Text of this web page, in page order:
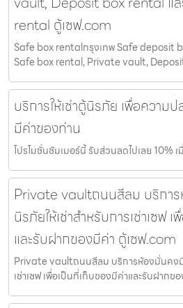
rental ตู้เซฟ.com
Safe box rentalกรุงเทพ Safe deposit
Safe box rental, Private vault,
บริการให้เช่าตู้นิรภัย เพื่อควา
มีค่าของท่าน
โปรโมชั่นชัมเมอร์นี้ รับส่วนลดไปเลย 10%
Private vaultถนนสีลม บริกา
นิรภัยให้เช่าสำหรับการเช่าเซฟ
และรับฝากของมีค่า ตู้เซฟ.com
Private vaultถนนสีลม บริการห้องมั่นคงมี
เช่าเซฟ เพื่อเป็นที่เก็บของมีค่าและรับฝากข